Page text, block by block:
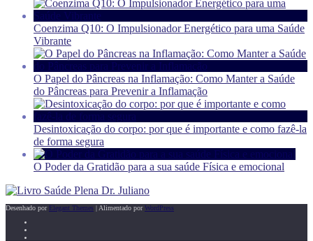
Coenzima Q10: O Impulsionador Energético para uma Saúde
Vibrante
O Papel do Pâncreas na Inflamação: Como Manter a Saúde
do Pâncreas para Prevenir a Inflamação
Desintoxicação do corpo: por que é importante e como fazê-la
de forma segura
O Poder da Gratidão para a sua saúde Física e emocional
Desenhado por Elegant Themes | Alimentado porWordPress